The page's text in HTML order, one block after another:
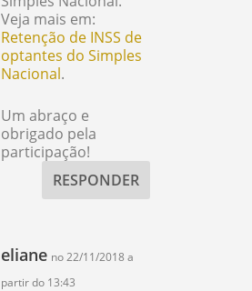
Veja mais em:
Retenção de INSS de
optantes do Simples
Nacional.
Um abraço e
obrigado pela
participação!
RESPONDER
eliane no 22/11/2018 a
partir do 13:43